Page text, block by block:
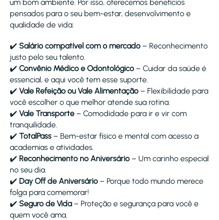
um bom ambiente. Por isso, oferecemos benefícios
pensados para o seu bem-estar, desenvolvimento e
qualidade de vida:
✔️ Salário compatível com o mercado– Reconhecimento
justo pelo seu talento.
✔️ Convênio Médico e Odontológico– Cuidar da saúde é
essencial, e aqui você tem esse suporte.
✔️ Vale Refeição ou Vale Alimentação– Flexibilidade para
você escolher o que melhor atende sua rotina.
✔️ Vale Transporte – Comodidade para ir e vir com
tranquilidade.
✔️ TotalPass – Bem-estar físico e mental com acesso a
academias e atividades.
✔️ Reconhecimento no Aniversário– Um carinho especial
no seu dia.
✔️ Day Off de Aniversário– Porque todo mundo merece
folga para comemorar!
✔️ Seguro de Vida– Proteção e segurança para você e
quem você ama.